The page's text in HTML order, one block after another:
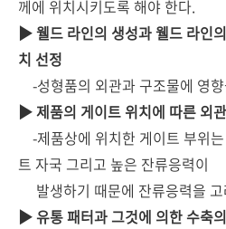
께에 위치시키도록 해야 한다.
▶ 웰드 라인의 생성과 웰드 라인
치 선정
-성형품의 외관과 구조물에 영
▶ 제품의 게이트 위치에 따른 외
-제품상에 위치한 게이트 부위
트 자국 그리고 높은 잔류응력이
발생하기 때문에 잔류응력을 고
▶ 유통 패터과 그것에 의한 수축